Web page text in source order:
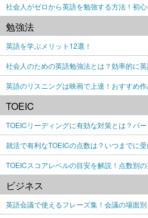
社会人がゼロから英語を勉強する方法！初
勉強法
英語を学ぶメリット12選！
社会人のための英語勉強法とは？効率的に
英語のリスニングは映画で上達！おすすめ
TOEIC
TOEICリーディングに有効な対策とは？パ
就活で有利なTOEICの点数は？いつまでに
TOEICスコアレベルの目安を解説！点数別
ビジネス
英語会議で使えるフレーズ集！会議の場面